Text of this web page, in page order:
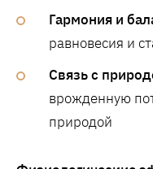
Гармония и
равновесия и
Связь с
врожденную
природой